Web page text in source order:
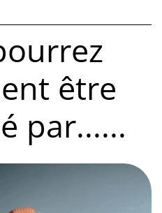
être
par......